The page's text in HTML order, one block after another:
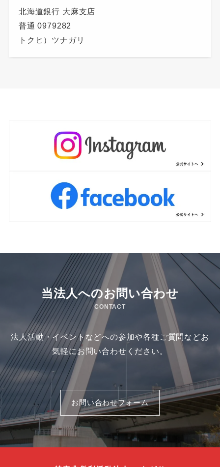
北海道銀行 大麻支店
普通 0979282
トクヒ）ツナガリ
当法人へのお問い合わせ
CONTACT
法人活動・イベントなどへの参加や各種ご質問などお
気軽にお問い合わせください。
お問い合わせフォーム